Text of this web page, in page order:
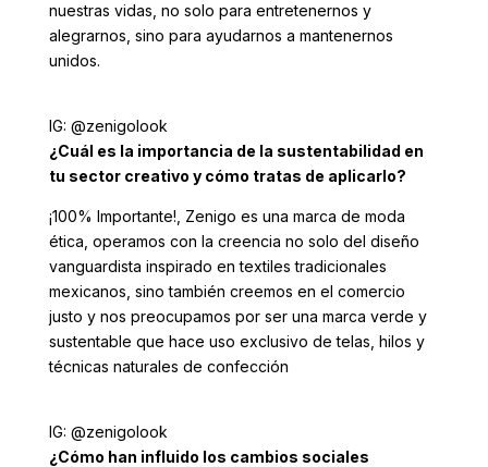
nuestras vidas, no solo para entretenernos y
alegrarnos, sino para ayudarnos a mantenernos
unidos.
IG: @zenigolook
¿Cuál es la importancia de la sustentabilidad en
tu sector creativo y cómo tratas de aplicarlo?
¡100% Importante!, Zenigo es una marca de moda
ética, operamos con la creencia no solo del diseño
vanguardista inspirado en textiles tradicionales
mexicanos, sino también creemos en el comercio
justo y nos preocupamos por ser una marca verde y
sustentable que hace uso exclusivo de telas, hilos y
técnicas naturales de confección
IG: @zenigolook
¿Cómo han influido los cambios sociales